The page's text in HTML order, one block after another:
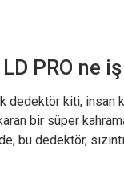
PRO ne
kiti, insan
bir süper
bu dedektör,